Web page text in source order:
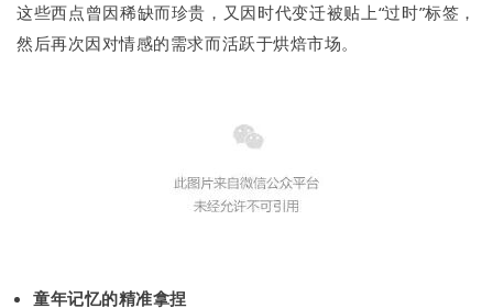
这些西点曾因稀缺而珍贵，又因时代变迁被贴上“过时”标签，
然后再次因对情感的需求而活跃于烘焙市场。
童年记忆的精准拿捏